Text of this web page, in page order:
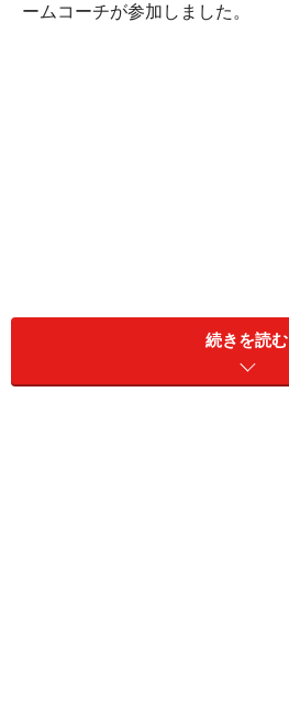
ームコーチが参加しました。
続きを読む